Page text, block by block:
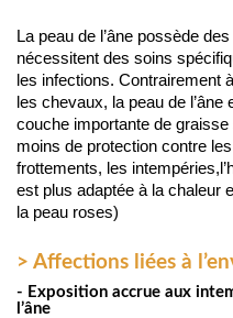
La peau de l’âne possède
nécessitent des soins
les infections. Contrairement
les chevaux, la peau de l’âne
couche importante de
moins de protection contre
frottements, les
est plus adaptée à la chaleur
la peau roses)
> Affections liées à
- Exposition accrue aux
l’âne